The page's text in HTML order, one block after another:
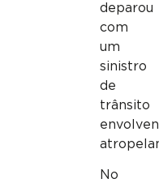
deparou
com
um
sinistro
de
trânsito
No